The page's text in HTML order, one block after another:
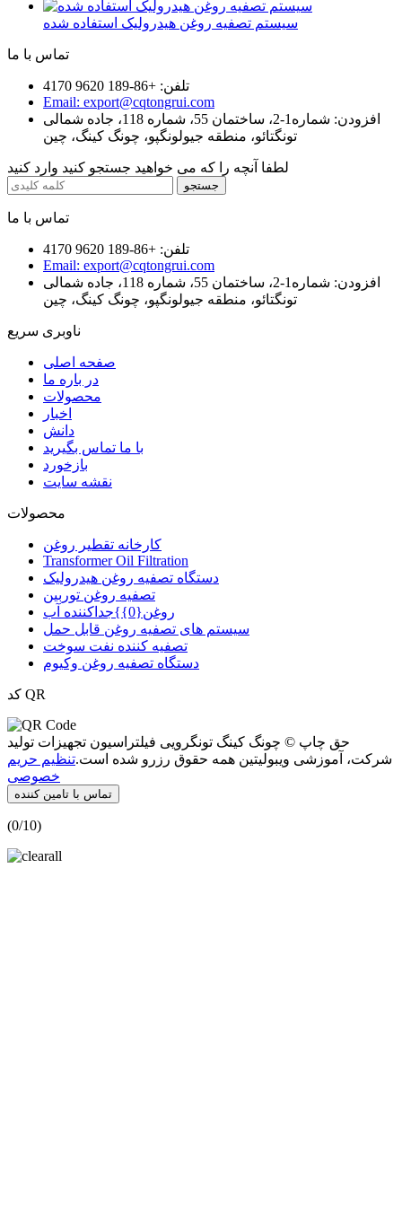
سیستم تصفیه روغن هیدرولیک استفاده شده
تماس با ما
تلفن: +86-189 9620 4170
Email: export@cqtongrui.com
افزودن: شماره1-2، ساختمان 55، شماره 118، جاده شمالی
تونگتائو، منطقه جیولونگپو، چونگ کینگ، چین
لطفا آنچه را که می خواهید جستجو کنید وارد کنید
تماس با ما
تلفن: +86-189 9620 4170
Email: export@cqtongrui.com
افزودن: شماره1-2، ساختمان 55، شماره 118، جاده شمالی
تونگتائو، منطقه جیولونگپو، چونگ کینگ، چین
ناوبری سریع
صفحه اصلی
در باره ما
محصولات
اخبار
دانش
با ما تماس بگیرید
بازخورد
نقشه سایت
محصولات
کارخانه تقطیر روغن
Transformer Oil Filtration
دستگاه تصفیه روغن هیدرولیک
تصفیه روغن توربین
روغن{0}}جداکننده آب
سیستم های تصفیه روغن قابل حمل
تصفیه کننده نفت سوخت
دستگاه تصفیه روغن وکیوم
کد QR
حق چاپ © چونگ کینگ تونگرویی فیلتراسیون تجهیزات تولید
شرکت، آموزشی ویبولیتین همه حقوق رزرو شده است.تنظیم حریم
خصوصی
تماس با تامین کننده
(0/10)